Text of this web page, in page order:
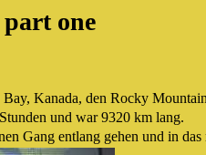
one
Kanada, den Rocky
und war 9320 km lang.
Gang entlang gehen und in das